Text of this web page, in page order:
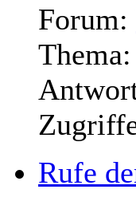
Forum:
Thema:
Rufe